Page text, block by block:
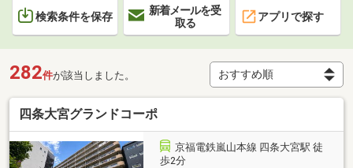
検索条件を保存
新着メールを受
取る
アプリで探す
282件が該当しました。
四条大宮グランドコーポ
京福電鉄嵐山本線 四条大宮駅 徒
歩2分